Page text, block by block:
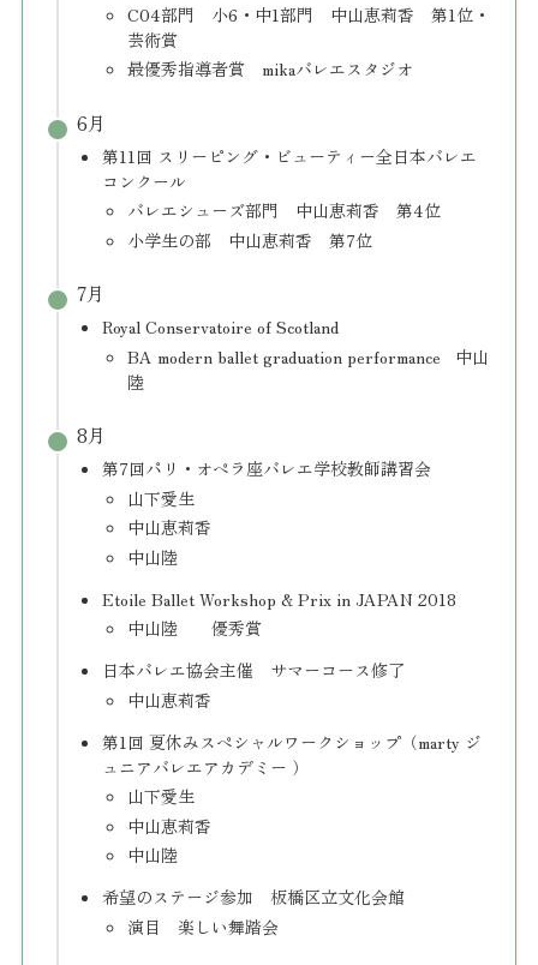
C04部門 小6・中1部門 中山恵莉香 第1位・
芸術賞
最優秀指導者賞 mikaバレエスタジオ
6月
第11回 スリーピング・ビューティー全日本バレエ
コンクール
バレエシューズ部門 中山恵莉香 第4位
小学生の部 中山恵莉香 第7位
7月
Royal Conservatoire of Scotland
BA modern ballet graduation performance 中山
陸
8月
第7回パリ・オペラ座バレエ学校教師講習会
山下愛生
中山恵莉香
中山陸
Etoile Ballet Workshop & Prix in JAPAN 2018
中山陸 優秀賞
日本バレエ協会主催 サマーコース修了
中山恵莉香
第1回 夏休みスペシャルワークショップ（marty ジ
ュニアバレエアカデミー ）
山下愛生
中山恵莉香
中山陸
希望のステージ参加 板橋区立文化会館
演目 楽しい舞踏会